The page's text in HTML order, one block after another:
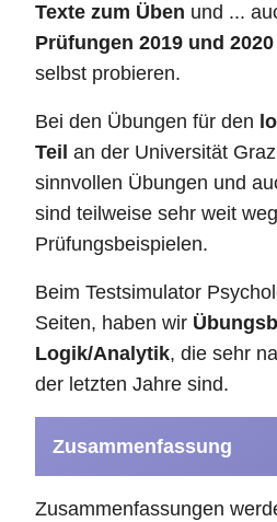
Texte zum Üben und ...
Prüfungen 2019 und 2020
selbst probieren.
Bei den Übungen für den
Teil an der Universität
sinnvollen Übungen und
sind teilweise sehr weit
Prüfungsbeispielen.
Beim Testsimulator
Seiten, haben wir
Logik/Analytik, die sehr
der letzten Jahre sind.
Zusammenfassung
Zusammenfassungen